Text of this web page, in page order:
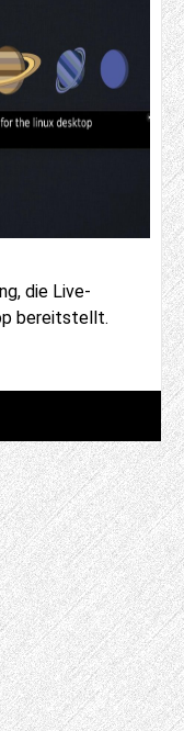
die Live-
bereitstellt.